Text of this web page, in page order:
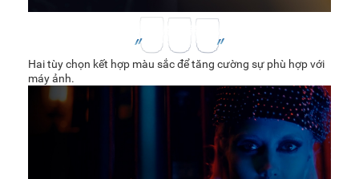
Hai tùy chọn kết hợp màu sắc để tăng cường sự phù hợp với
máy ảnh.